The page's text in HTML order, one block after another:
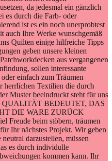
da jedesmal ein gänzlich
es durch die Farb- oder
ist es ein noch unerprobtest
auch Ihre Werke wunschgemäß
Quilten einige hilfreiche Tipps
geben unsere kleinen
aus vergangenen
sollen interessante
einfach zum Träumen
herrlichen Textilien die durch
Muster beeindruckt steht für uns
QUALITÄT BEDEUTET, DAS
DIE WARE ZURÜCK
Freude beim stöbern, träumen
Ihr nächstes Projekt. Wir geben
darzustellen, müssen
es durch individulle
kommen kann. Ihr